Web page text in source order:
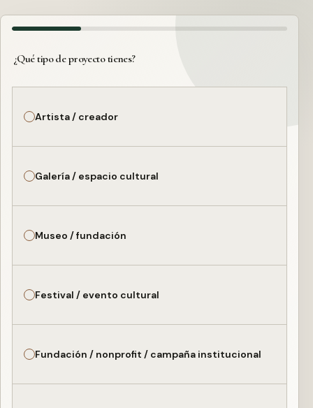
¿Qué tipo de proyecto tienes?
Artista / creador
Galería / espacio cultural
Museo / fundación
Festival / evento cultural
Fundación / nonprofit / campaña institucional